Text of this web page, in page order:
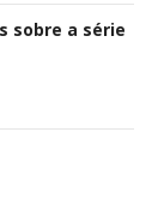
sobre a série